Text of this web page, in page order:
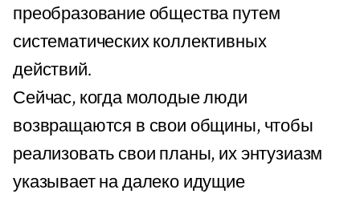
преобразование общества путем
систематических коллективных
действий.
Сейчас, когда молодые люди
возвращаются в свои общины, чтобы
реализовать свои планы, их энтузиазм
указывает на далеко идущие